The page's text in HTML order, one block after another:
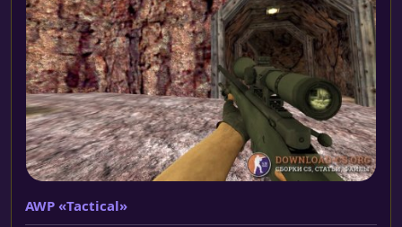
AWP «Tactical»